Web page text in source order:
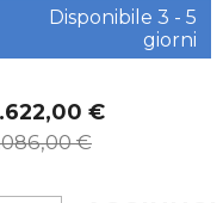
Disponibile 3 - 5
giorni
€
€